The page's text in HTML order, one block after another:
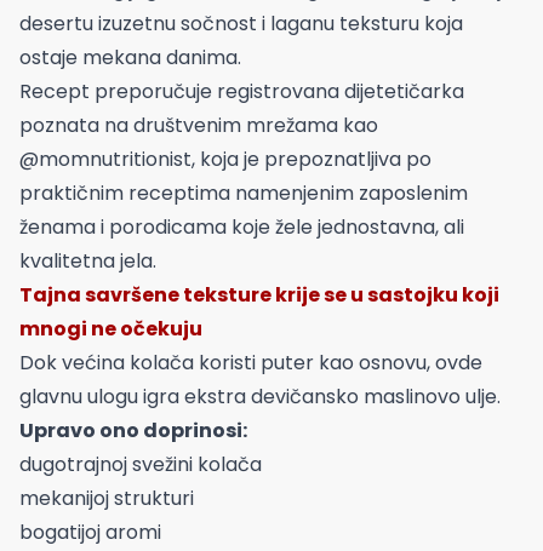
desertu izuzetnu sočnost i laganu teksturu koja
ostaje mekana danima.
Recept preporučuje registrovana dijetetičarka
poznata na društvenim mrežama kao
@momnutritionist, koja je prepoznatljiva po
praktičnim receptima namenjenim zaposlenim
ženama i porodicama koje žele jednostavna, ali
kvalitetna jela.
Tajna savršene teksture krije se u sastojku koji
mnogi ne očekuju
Dok većina kolača koristi puter kao osnovu, ovde
glavnu ulogu igra ekstra devičansko maslinovo ulje.
Upravo ono doprinosi:
dugotrajnoj svežini kolača
mekanijoj strukturi
bogatijoj aromi